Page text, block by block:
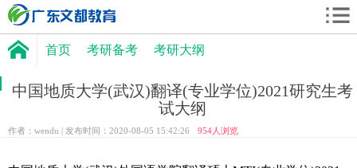
首页 考研备考 考研大纲
中国地质大学(武汉)翻译(专业学位)2021研究生考
试大纲
作者：wendu | 发布时间：2020-08-05 15:42:26 954 人浏览